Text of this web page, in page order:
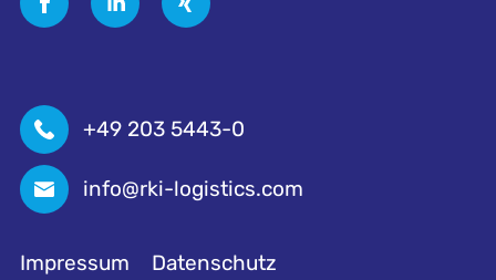
+49 203 5443-0
info@rki-logistics.com
Impressum Datenschutz